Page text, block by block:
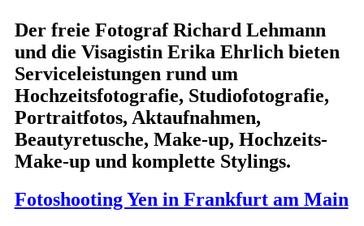
Der freie Fotograf Richard Lehmann
und die Visagistin Erika Ehrlich bieten
Serviceleistungen rund um
Hochzeitsfotografie, Studiofotografie,
Portraitfotos, Aktaufnahmen,
Beautyretusche, Make-up, Hochzeits-
Make-up und komplette Stylings.
Fotoshooting Yen in Frankfurt am Main